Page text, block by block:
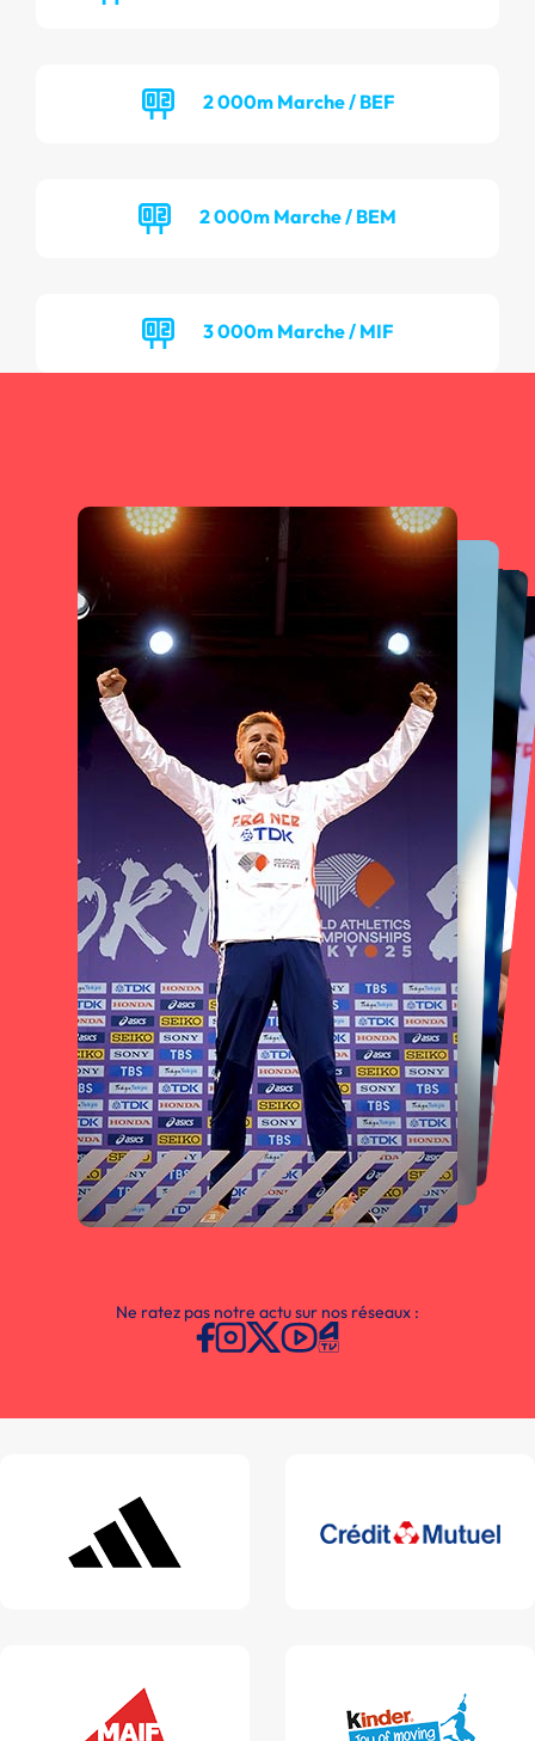
2 000m Marche / BEF
2 000m Marche / BEM
3 000m Marche / MIF
Ne ratez pas notre actu sur nos réseaux :